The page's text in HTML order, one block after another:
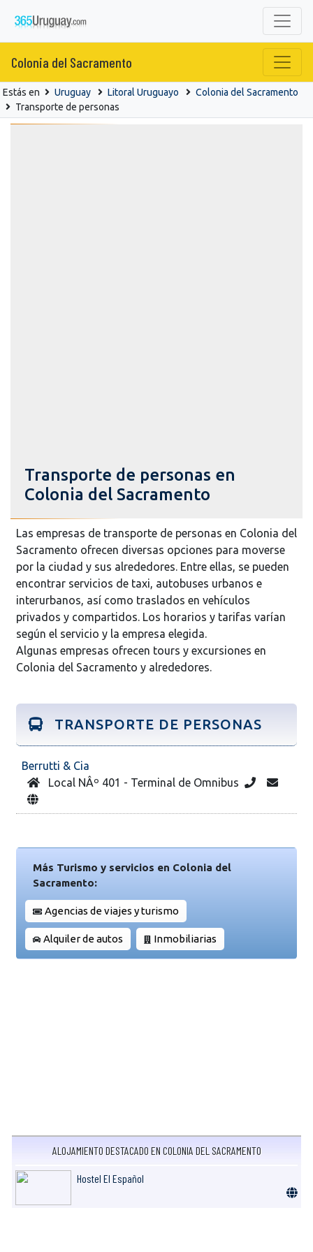
Colonia del Sacramento
Estás en Uruguay Litoral Uruguayo
Colonia del Sacramento
Transporte de personas
Transporte de personas en
Colonia del Sacramento
Las empresas de transporte de personas en Colonia del
Sacramento ofrecen diversas opciones para moverse
por la ciudad y sus alrededores. Entre ellas, se pueden
encontrar servicios de taxi, autobuses urbanos e
interurbanos, así como traslados en vehículos
privados y compartidos. Los horarios y tarifas varían
según el servicio y la empresa elegida.
Algunas empresas ofrecen tours y excursiones en
Colonia del Sacramento y alrededores.
TRANSPORTE DE PERSONAS
Berrutti & Cia
Local NÂº 401 - Terminal de Omnibus
Más Turismo y servicios en Colonia del
Sacramento:
Agencias de viajes y turismo
Alquiler de autos Inmobiliarias
ALOJAMIENTO DESTACADO EN COLONIA DEL SACRAMENTO
Hostel El Español